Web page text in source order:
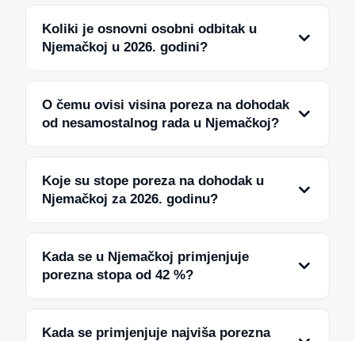
Koliki je osnovni osobni odbitak u
Njemačkoj u 2026. godini?
O čemu ovisi visina poreza na dohodak
od nesamostalnog rada u Njemačkoj?
Koje su stope poreza na dohodak u
Njemačkoj za 2026. godinu?
Kada se u Njemačkoj primjenjuje
porezna stopa od 42 %?
Kada se primjenjuje najviša porezna